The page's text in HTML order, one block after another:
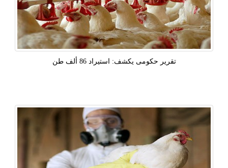
تقرير حكومى يكشف: استيراد 86 ألف طن